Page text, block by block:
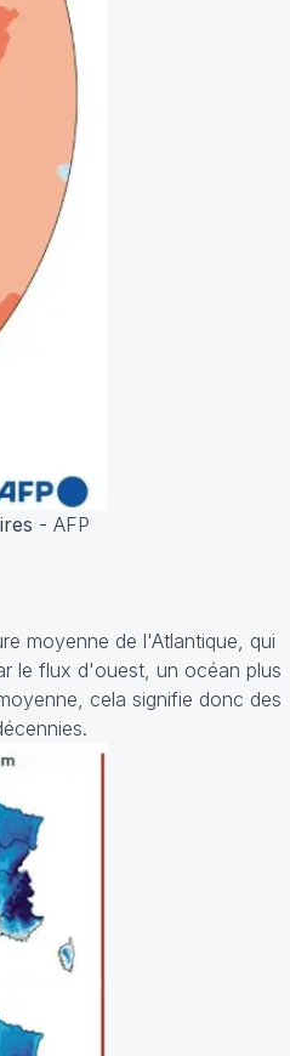
- AFP
moyenne de l'Atlantique, qui
le flux d'ouest, un océan plus
cela signifie donc des